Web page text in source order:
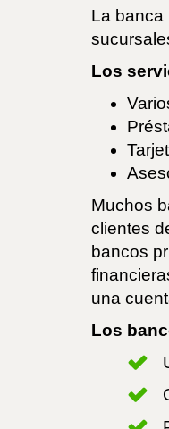
La banca
Los
Muchos
clientes
bancos
una
Los